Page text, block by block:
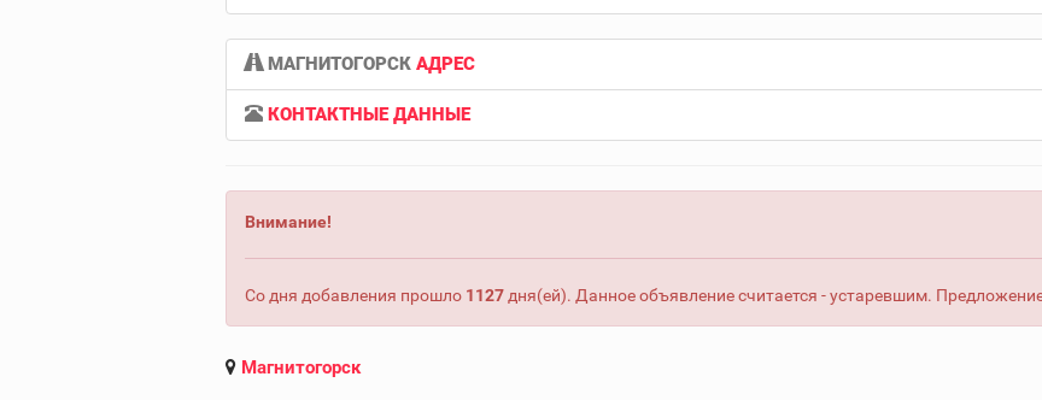
МАГНИТОГОРСК АДРЕС
КОНТАКТНЫЕ ДАННЫЕ
Внимание!
Со дня добавления прошло 1127 дня(ей). Данное объявление считается - устаревшим.
Магнитогорск